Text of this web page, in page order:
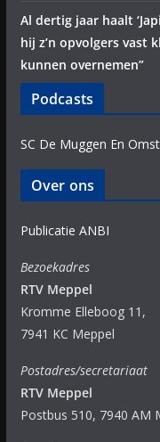
Al dertig jaar haalt
hij z’n opvolgers vast
kunnen overnemen”
Podcasts
SC De Muggen En
Over ons
Publicatie ANBI
Bezoekadres
RTV Meppel
Kromme Elleboog 11,
7941 KC Meppel
Postadres/secretariaat
RTV Meppel
Postbus 510, 7940 AM